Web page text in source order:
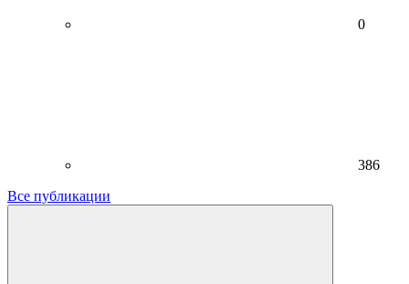
0
386
Все публикации